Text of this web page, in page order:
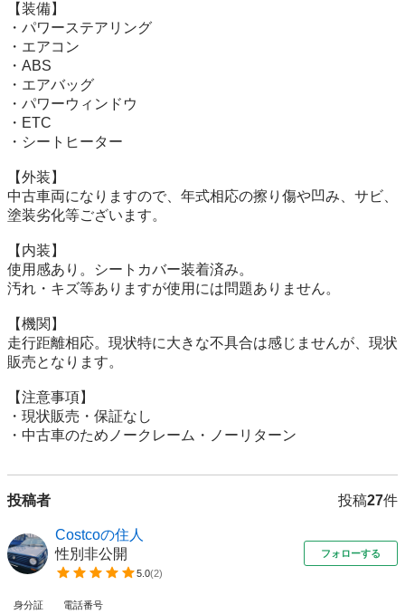
【装備】
・パワーステアリング
・エアコン
・ABS
・エアバッグ
・パワーウィンドウ
・ETC
・シートヒーター
【外装】
中古車両になりますので、年式相応の擦り傷や凹み、サビ、
塗装劣化等ございます。
【内装】
使用感あり。シートカバー装着済み。
汚れ・キズ等ありますが使用には問題ありません。
【機関】
走行距離相応。現状特に大きな不具合は感じませんが、現状
販売となります。
【注意事項】
・現状販売・保証なし
・中古車のためノークレーム・ノーリターン
投稿者 投稿27件
Costcoの住人
性別非公開
5.0(2)
フォローする
身分証 電話番号